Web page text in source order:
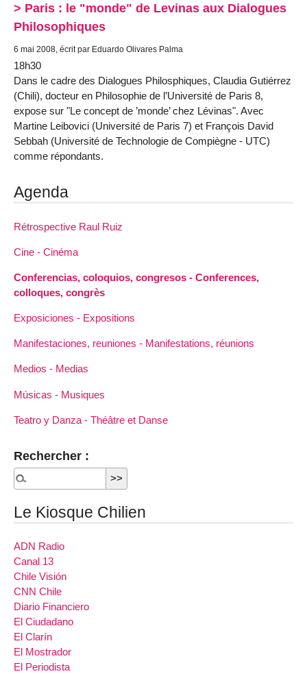
> Paris : le "monde" de Levinas aux Dialogues
Philosophiques
6 mai 2008, écrit par Eduardo Olivares Palma
18h30
Dans le cadre des Dialogues Philosphiques, Claudia Gutiérrez
(Chili), docteur en Philosophie de l’Université de Paris 8,
expose sur "Le concept de ’monde’ chez Lévinas". Avec
Martine Leibovici (Université de Paris 7) et François David
Sebbah (Université de Technologie de Compiègne - UTC)
comme répondants.
Agenda
Rétrospective Raul Ruiz
Cine - Cinéma
Conferencias, coloquios, congresos - Conferences,
colloques, congrès
Exposiciones - Expositions
Manifestaciones, reuniones - Manifestations, réunions
Medios - Medias
Músicas - Musiques
Teatro y Danza - Théâtre et Danse
Rechercher :
Le Kiosque Chilien
ADN Radio
Canal 13
Chile Visión
CNN Chile
Diario Financiero
El Ciudadano
El Clarín
El Mostrador
El Periodista